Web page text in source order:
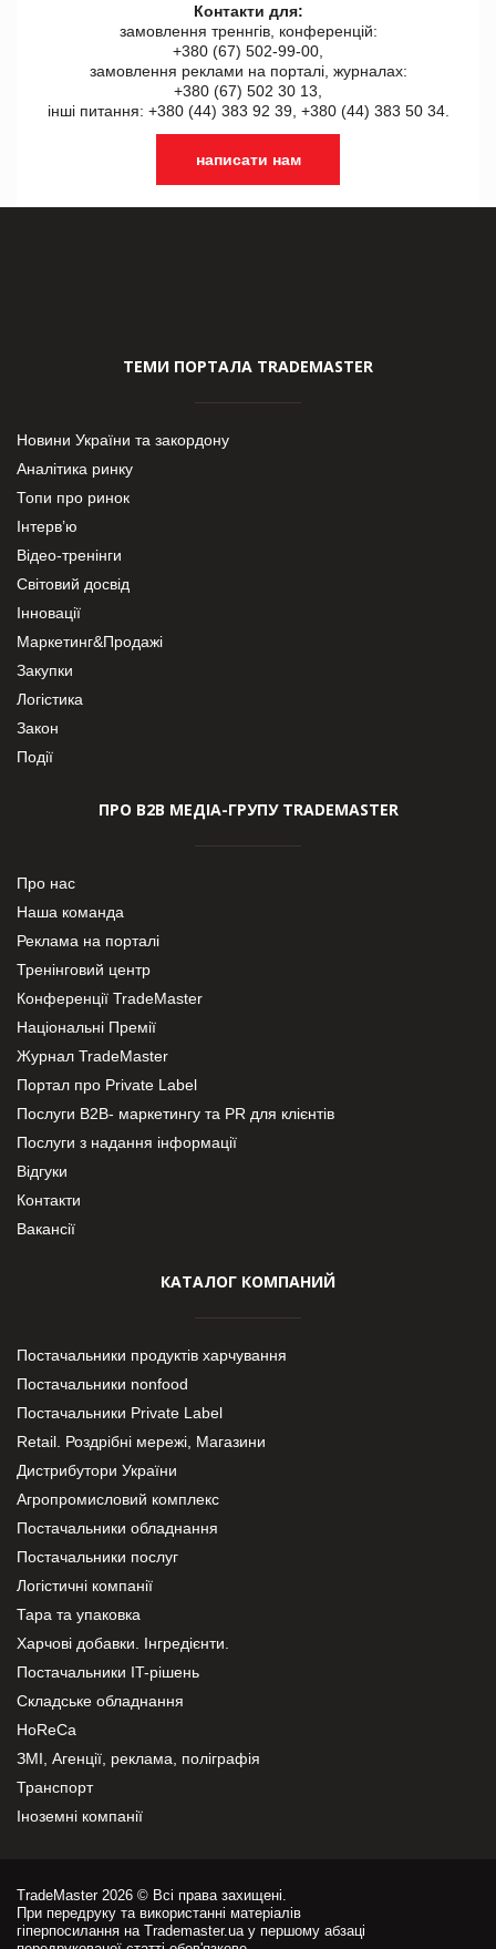
Контакти для:
замовлення треннгів, конференцій:
+380 (67) 502-99-00,
замовлення реклами на порталі, журналах:
+380 (67) 502 30 13,
інші питання: +380 (44) 383 92 39, +380 (44) 383 50 34.
написати нам
ТЕМИ ПОРТАЛА TRADEMASTER
Новини України та закордону
Аналітика ринку
Топи про ринок
Інтерв’ю
Відео-тренінги
Світовий досвід
Інновації
Маркетинг&Продажі
Закупки
Логістика
Закон
Події
ПРО В2В МЕДІА-ГРУПУ TRADEMASTER
Про нас
Наша команда
Реклама на порталі
Тренінговий центр
Конференції TradeMaster
Національні Премії
Журнал TradeMaster
Портал про Private Label
Послуги В2В- маркетингу та PR для клієнтів
Послуги з надання інформації
Відгуки
Контакти
Вакансії
КАТАЛОГ КОМПАНИЙ
Постачальники продуктів харчування
Постачальники nonfood
Постачальники Private Label
Retail. Роздрібні мережі, Магазини
Дистрибутори України
Агропромисловий комплекс
Постачальники обладнання
Постачальники послуг
Логістичні компанії
Тара та упаковка
Харчові добавки. Інгредієнти.
Постачальники IT-рішень
Складське обладнання
HoReCa
ЗМІ, Агенції, реклама, поліграфія
Транспорт
Іноземні компанії
TradeMaster 2026 © Всі права захищені.
При передруку та використанні матеріалів
гіперпосилання на Trademaster.ua у першому абзаці